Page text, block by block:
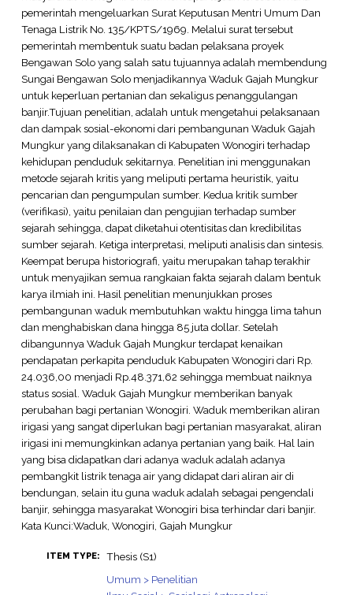
pemerintah mengeluarkan Surat Keputusan Mentri Umum Dan
Tenaga Listrik No. 135/KPTS/1969. Melalui surat tersebut
pemerintah membentuk suatu badan pelaksana proyek
Bengawan Solo yang salah satu tujuannya adalah membendung
Sungai Bengawan Solo menjadikannya Waduk Gajah Mungkur
untuk keperluan pertanian dan sekaligus penanggulangan
banjir.Tujuan penelitian, adalah untuk mengetahui pelaksanaan
dan dampak sosial-ekonomi dari pembangunan Waduk Gajah
Mungkur yang dilaksanakan di Kabupaten Wonogiri terhadap
kehidupan penduduk sekitarnya. Penelitian ini menggunakan
metode sejarah kritis yang meliputi pertama heuristik, yaitu
pencarian dan pengumpulan sumber. Kedua kritik sumber
(verifikasi), yaitu penilaian dan pengujian terhadap sumber
sejarah sehingga, dapat diketahui otentisitas dan kredibilitas
sumber sejarah. Ketiga interpretasi, meliputi analisis dan sintesis.
Keempat berupa historiografi, yaitu merupakan tahap terakhir
untuk menyajikan semua rangkaian fakta sejarah dalam bentuk
karya ilmiah ini. Hasil penelitian menunjukkan proses
pembangunan waduk membutuhkan waktu hingga lima tahun
dan menghabiskan dana hingga 85 juta dollar. Setelah
dibangunnya Waduk Gajah Mungkur terdapat kenaikan
pendapatan perkapita penduduk Kabupaten Wonogiri dari Rp.
24.036,00 menjadi Rp.48.371,62 sehingga membuat naiknya
status sosial. Waduk Gajah Mungkur memberikan banyak
perubahan bagi pertanian Wonogiri. Waduk memberikan aliran
irigasi yang sangat diperlukan bagi pertanian masyarakat, aliran
irigasi ini memungkinkan adanya pertanian yang baik. Hal lain
yang bisa didapatkan dari adanya waduk adalah adanya
pembangkit listrik tenaga air yang didapat dari aliran air di
bendungan, selain itu guna waduk adalah sebagai pengendali
banjir, sehingga masyarakat Wonogiri bisa terhindar dari banjir.
Kata Kunci:Waduk, Wonogiri, Gajah Mungkur
ITEM TYPE:
Thesis (S1)
Umum > Penelitian